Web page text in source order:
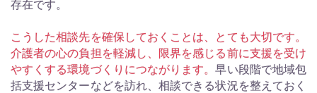
存在です。
こうした相談先を確保しておくことは、とても大切です。
介護者の心の負担を軽減し、限界を感じる前に支援を受け
やすくする環境づくりにつながります。早い段階で地域包
括支援センターなどを訪れ、相談できる状況を整えておく